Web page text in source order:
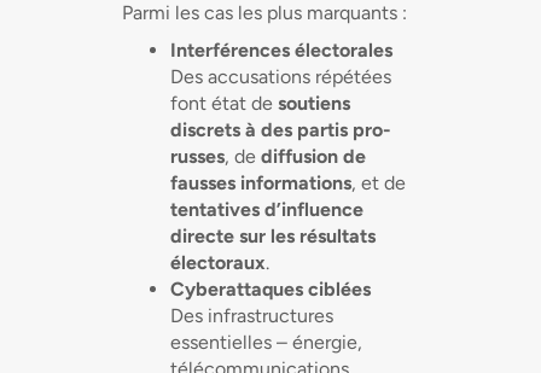
Parmi les cas les plus marquants :
Interférences électorales
Des accusations répétées
font état de soutiens
discrets à des partis pro-
russes, de diffusion de
fausses informations, et de
tentatives d’influence
directe sur les résultats
électoraux.
Cyberattaques ciblées
Des infrastructures
essentielles – énergie,